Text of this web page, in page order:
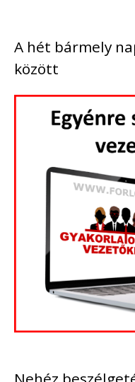
A hét bármely
között